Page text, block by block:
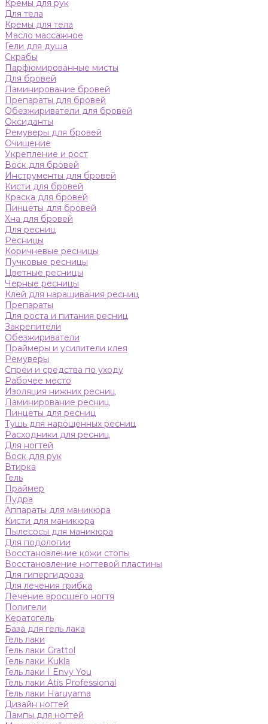
Кремы для рук
Для тела
Кремы для тела
Масло массажное
Гели для душа
Скрабы
Парфюмированные мисты
Для бровей
Ламинирование бровей
Препараты для бровей
Обезжириватели для бровей
Оксиданты
Ремуверы для бровей
Очищение
Укрепление и рост
Воск для бровей
Инструменты для бровей
Кисти для бровей
Краска для бровей
Пинцеты для бровей
Хна для бровей
Для ресниц
Ресницы
Коричневые ресницы
Пучковые ресницы
Цветные ресницы
Черные ресницы
Клей для наращивания ресниц
Препараты
Для роста и питания ресниц
Закрепители
Обезжириватели
Праймеры и усилители клея
Ремуверы
Спреи и средства по уходу
Рабочее место
Изоляция нижних ресниц
Ламинирование ресниц
Пинцеты для ресниц
Тушь для нарощенных ресниц
Расходники для ресниц
Для ногтей
Воск для рук
Втирка
Гель
Праймер
Пудра
Аппараты для маникюра
Кисти для маникюра
Пылесосы для маникюра
Для подологии
Восстановление кожи стопы
Восстановление ногтевой пластины
Для гипергидроза
Для лечения грибка
Лечение вросшего ногтя
Полигели
Кератогель
База для гель лака
Гель лаки
Гель лаки Grattol
Гель лаки Kukla
Гель лаки I Envy You
Гель лаки Atis Professional
Гель лаки Haruyama
Дизайн ногтей
Лампы для ногтей